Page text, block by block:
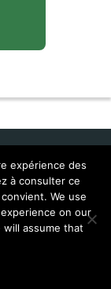
& Josy)
expérience des
à consulter ce
We use
on our
assume that